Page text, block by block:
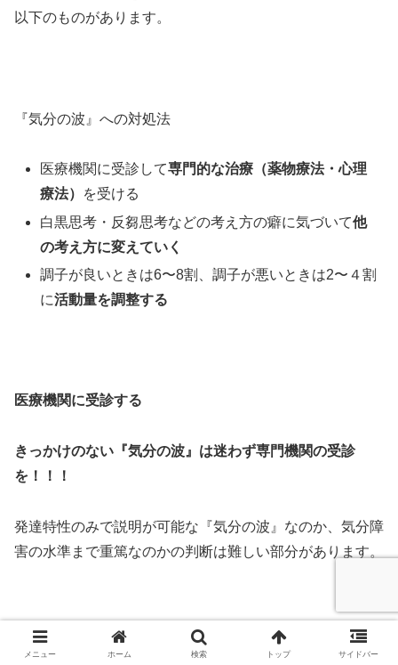
以下のものがあります。
『気分の波』への対処法
医療機関に受診して専門的な治療（薬物療法・心理
療法）
を受ける
白黒思考・反芻思考などの考え方の癖に気づいて他
の考え方に変えていく
調子が良いときは6〜8割、調子が悪いときは2〜４割
に活動量を調整する
医療機関に受診する
きっかけのない『気分の波』は迷わず専門機関の受診
を！！！
発達特性のみで説明が可能な『気分の波』なのか、気分障
害の水準まで重篤なのかの判断は難しい部分があります。
そのため、症状が強い場合や、特に 「きっかけ」がなく
メニュー ホーム 検索 トップ サイドバー